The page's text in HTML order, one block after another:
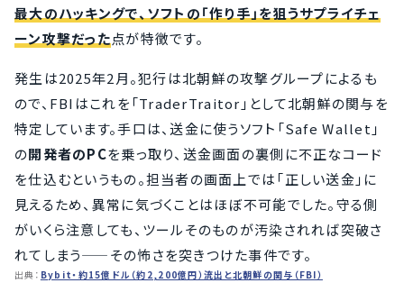
最大のハッキングで、ソフトの「作り手」を狙うサプライチェ
ーン攻撃だった点が特徴です。
発生は2025年2月。犯行は北朝鮮の攻撃グループによるも
ので、FBIはこれを「TraderTraitor」として北朝鮮の関与を
特定しています。手口は、送金に使うソフト「Safe Wallet」
の開発者のPCを乗っ取り、送金画面の裏側に不正なコード
を仕込むというもの。担当者の画面上では「正しい送金」に
見えるため、異常に気づくことはほぼ不可能でした。守る側
がいくら注意しても、ツールそのものが汚染されれば突破さ
れてしまう——その怖さを突きつけた事件です。
出典： Bybit・約15億ドル（約2,200億円）流出と北朝鮮の関与（FBI）